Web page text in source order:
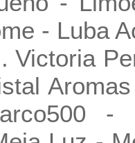
- Luba
Victoria
-